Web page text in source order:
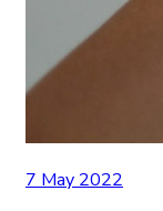
7 May 2022